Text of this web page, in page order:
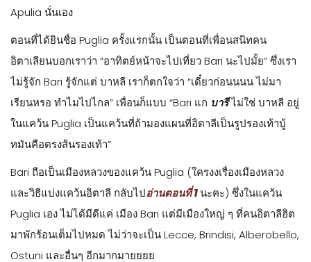
Apulia นั่นเอง
ตอนที่ได้ยินชื่อ Puglia ครั้งแรกนั้น เป็นตอนที่เพื่อนสนิทคน
อิตาเลียนบอกเราว่า “อาทิตย์หน้าจะไปเที่ยว Bari นะไปมั้ย” ซึ่งเรา
ไม่รู้จัก Bari รู้จักแต่ บาหลี เราก็ตกใจว่า “เดี๋ยวก่อนนนน ไม่มา
เรียนหรอ ทำไมไปไกล” เพื่อนก็แบบ “Bari แก บารีไม่ใช่ บาหลี อยู่
ในแคว้น Puglia เป็นแคว้นที่ถ้ามองแผนที่อิตาลีเป็นรูปรองเท้าบู้
ทมันคือตรงส้นรองเท้า”
Bari ถือเป็นเมืองหลวงของแคว้น Puglia (ใครงงเรื่องเมืองหลวง
และวิธีแบ่งแคว้นอิตาลี กลับไปอ่านตอนที่ 1นะคะ) ซึ่งในแคว้น
Puglia เอง ไม่ได้มีดีแค่ เมือง Bari แต่มีเมืองใหญ่ ๆ ที่คนอิตาลีฮิต
มาพักร้อนเต็มไปหมด ไม่ว่าจะเป็น Lecce, Brindisi, Alberobello,
Ostuni และอื่นๆ อีกมากมายยยย